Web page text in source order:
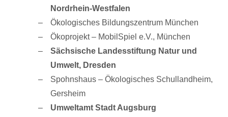
Nordrhein-Westfalen
Ökologisches Bildungszentrum München
Ökoprojekt – MobilSpiel e.V., München
Sächsische Landesstiftung Natur und
Umwelt, Dresden
Spohnshaus – Ökologisches Schullandheim,
Gersheim
Umweltamt Stadt Augsburg